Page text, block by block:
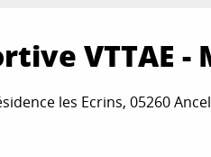
VTTAE -
les Ecrins, 05260